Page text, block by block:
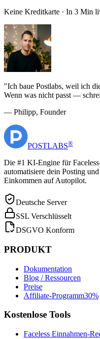
Keine Kreditkarte · In 3 Min
"Ich baue Postlabs, weil ich
Wenn was nicht passt —
— Philipp, Founder
POSTLABS®
Die #1 KI-Engine für
automatisiere dein Posting
Einkommen auf Autopilot.
Deutsche Server
SSL Verschlüsselt
DSGVO Konform
PRODUKT
Dokumentation
Blog / Ressourcen
Preise
Affiliate-Programm30%
Kostenlose Tools
Faceless Einnahmen-